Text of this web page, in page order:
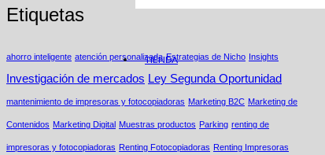
TIENDA
Etiquetas
ahorro inteligente atención personalizada Estrategias de Nicho Insights
Investigación de mercados Ley Segunda Oportunidad
mantenimiento de impresoras y fotocopiadoras Marketing B2C Marketing de
Contenidos Marketing Digital Muestras productos Parking renting de
impresoras y fotocopiadoras Renting Fotocopiadoras Renting Impresoras